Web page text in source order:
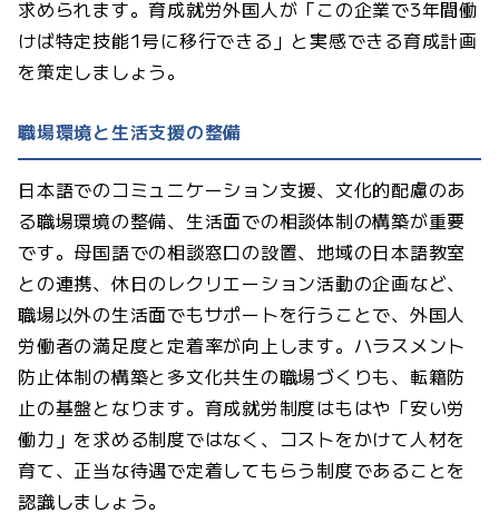
求められます。育成就労外国人が「この企業で3年間働
けば特定技能1号に移行できる」と実感できる育成計画
を策定しましょう。
職場環境と生活支援の整備
日本語でのコミュニケーション支援、文化的配慮のあ
る職場環境の整備、生活面での相談体制の構築が重要
です。母国語での相談窓口の設置、地域の日本語教室
との連携、休日のレクリエーション活動の企画など、
職場以外の生活面でもサポートを行うことで、外国人
労働者の満足度と定着率が向上します。ハラスメント
防止体制の構築と多文化共生の職場づくりも、転籍防
止の基盤となります。育成就労制度はもはや「安い労
働力」を求める制度ではなく、コストをかけて人材を
育て、正当な待遇で定着してもらう制度であることを
認識しましょう。